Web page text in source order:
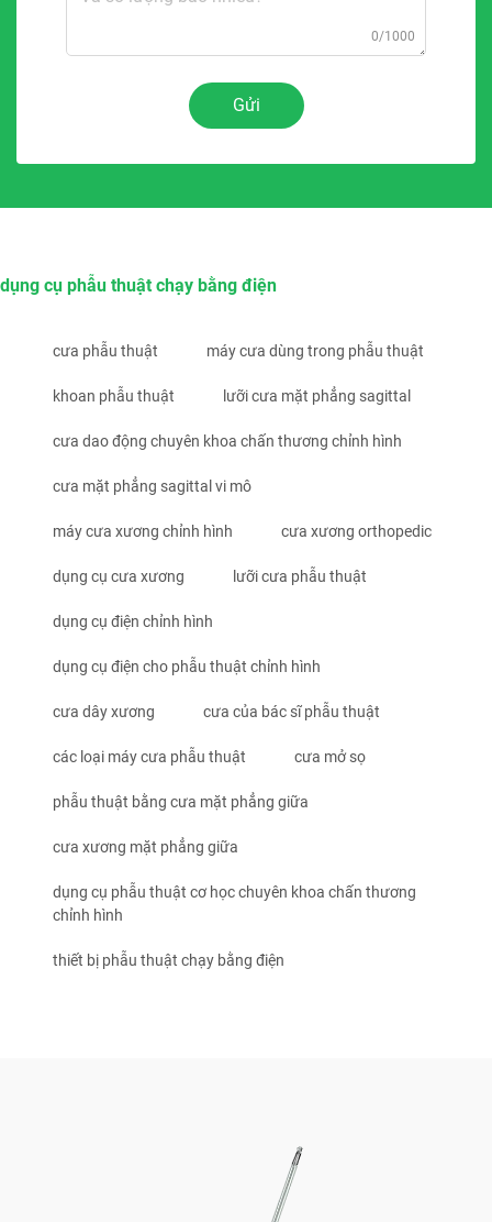
0/1000
Gửi
dụng cụ phẫu thuật chạy bằng điện
cưa phẫu thuật máy cưa dùng trong phẫu thuật
khoan phẫu thuật lưỡi cưa mặt phẳng sagittal
cưa dao động chuyên khoa chấn thương chỉnh hình
cưa mặt phẳng sagittal vi mô
máy cưa xương chỉnh hình cưa xương orthopedic
dụng cụ cưa xương lưỡi cưa phẫu thuật
dụng cụ điện chỉnh hình
dụng cụ điện cho phẫu thuật chỉnh hình
cưa dây xương cưa của bác sĩ phẫu thuật
các loại máy cưa phẫu thuật cưa mở sọ
phẫu thuật bằng cưa mặt phẳng giữa
cưa xương mặt phẳng giữa
dụng cụ phẫu thuật cơ học chuyên khoa chấn thương
chỉnh hình
thiết bị phẫu thuật chạy bằng điện